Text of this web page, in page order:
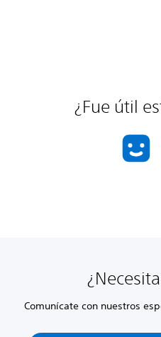
¿Fue útil
Comunícate con nuestros